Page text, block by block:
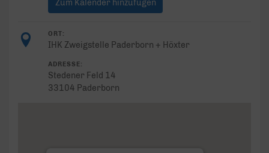
Zum Kalender hinzufügen
ORT:
IHK Zweigstelle Paderborn + Höxter
ADRESSE:
Stedener Feld 14
33104 Paderborn